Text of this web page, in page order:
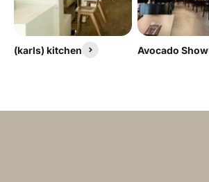
(karls) kitchen Avocado Show